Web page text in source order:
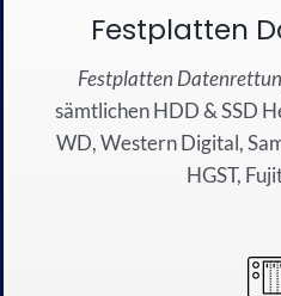
Festplatten
Festplatten
sämtlichen HDD&SSD
WD,Western Digital,Sa
HGST,